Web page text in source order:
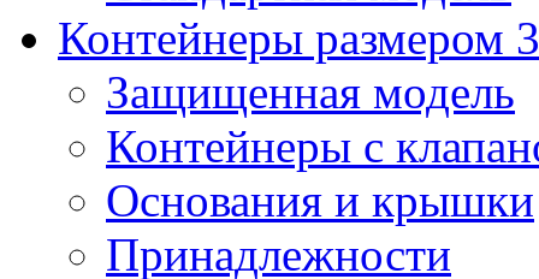
Контейнеры размером
Защищенная модель
Контейнеры с
Основания и крышки
Принадлежности